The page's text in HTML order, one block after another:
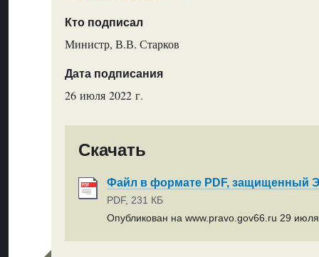
Кто подписал
Министр, В.В. Старков
Дата подписания
26 июля 2022 г.
Скачать
Файл в формате PDF, защищенный
PDF, 231 КБ
Опубликован на www.pravo.gov66.ru 29 июля